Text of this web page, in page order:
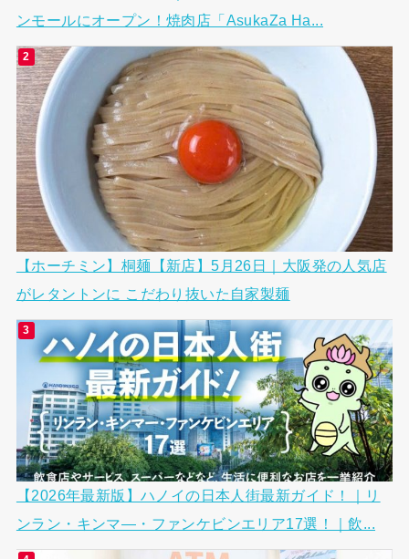
ンモールにオープン！焼肉店「AsukaZa Ha...
【ホーチミン】桐麺【新店】5月26日｜大阪発の人気店
がレタントンに こだわり抜いた自家製麺
【2026年最新版】ハノイの日本人街最新ガイド！｜リ
ンラン・キンマ―・ファンケビンエリア17選！｜飲...